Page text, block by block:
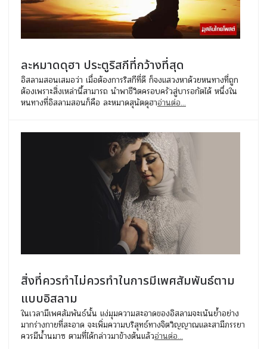
ละหมาดดุฮา ประตูริสกีที่กว้างที่สุด
อิสลามสอนเสมอว่า เมื่อต้องการริสกีที่ดี ก็จงแสวงหาด้วยหนทางที่ถูก
ต้องเพราะสิ่งเหล่านี้สามารถ นำพาชีวิตครอบครัวสู่บารอกัตได้ หนึ่งใน
หนทางที่อิสลามสอนก็คือ ละหมาดสุนัตดุฮาอ่านต่อ...
สิ่งที่ควรทำไม่ควรทำในการมีเพศสัมพันธ์ตาม
แบบอิสลาม
ในเวลามีเพศสัมพันธ์นั้น แง่มุมความสะอาดของอิสลามจะเน้นย้ำอย่าง
มากร่างกายที่สะอาด จะเพิ่มความบริสุทธ์ทางจิตวิญญาณและสามีภรรยา
ควรมีน้ำนมาซ ตามที่ได้กล่าวมาข้างต้นแล้วอ่านต่อ...